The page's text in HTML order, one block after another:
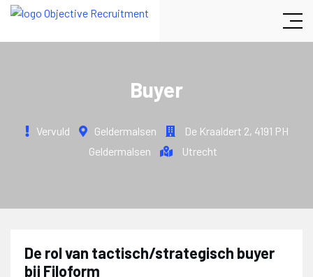
Buyer
Vervuld Geldermalsen De Kraaldert 2, 4191 PH
Geldermalsen
Utrecht
De rol van tactisch/strategisch buyer
bij Filoform